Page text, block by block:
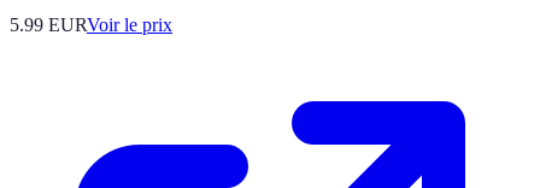
5.99 EURVoir le prix